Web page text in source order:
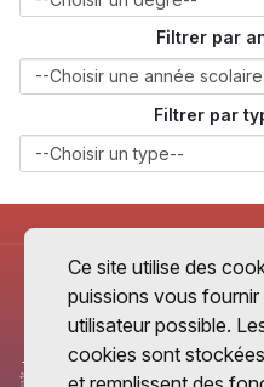
Filtrer par
Filtrer par
Ce site utilise des
puissions vous fournir
utilisateur possible.
cookies sont